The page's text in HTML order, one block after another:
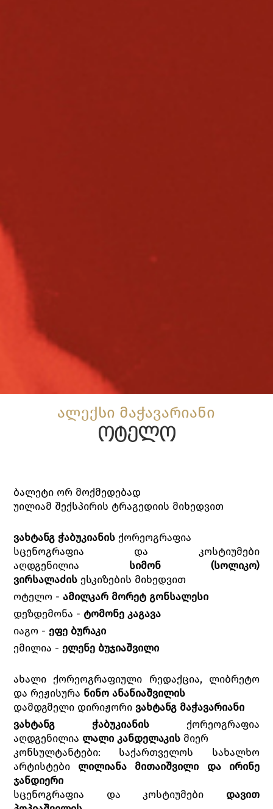
ალექსი მაჭავარიანი
ოტელო
ბალეტი ორ მოქმედებად
უილიამ შექსპირის ტრაგედიის მიხედვით
ვახტანგ ჭაბუკიანის ქორეოგრაფია
სცენოგრაფია და კოსტიუმები
აღდგენილია სიმონ (სოლიკო)
ვირსალაძის ესკიზების მიხედვით
ოტელო -ამილკარ მორეტ გონსალესი
დეზდემონა - ტომონე კაგავა
იაგო - ეფე ბურაკი
ემილია - ელენე ბუჯიაშვილი
ახალი ქორეოგრაფიული რედაქცია, ლიბრეტო
და რეჟისურა ნინო ანანიაშვილის
დამდგმელი დირიჟორი ვახტანგ მაჭავარიანი
ვახტანგ ჭაბუკიანისქორეოგრაფია
აღდგენილია ლალი კანდელაკის მიერ
კონსულტანტები: საქართველოს სახალხო
არტისტები ლილიანა მითაიშვილი და ირინე
ჯანდიერი
სცენოგრაფია და კოსტიუმები დავით